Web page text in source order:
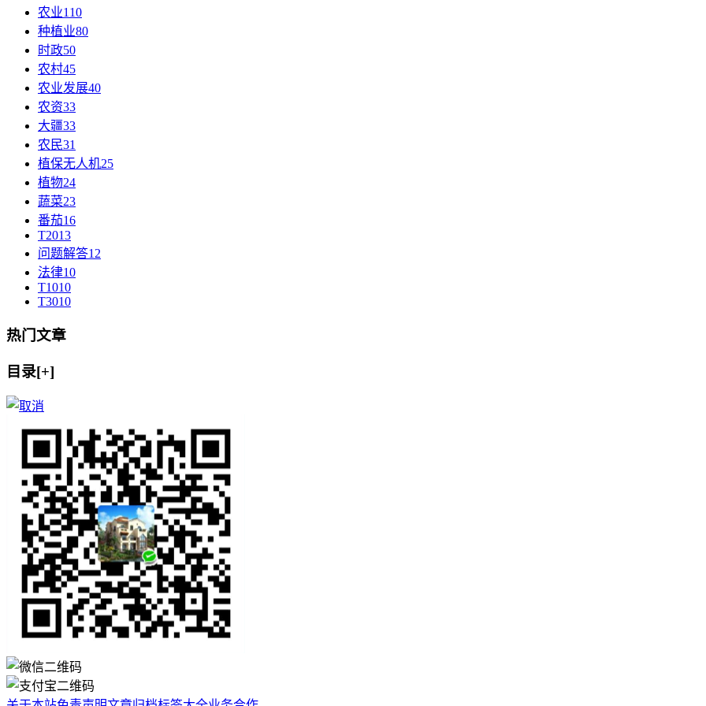
农业110
种植业80
时政50
农村45
农业发展40
农资33
大疆33
农民31
植保无人机25
植物24
蔬菜23
番茄16
T2013
问题解答12
法律10
T1010
T3010
热门文章
目录[+]